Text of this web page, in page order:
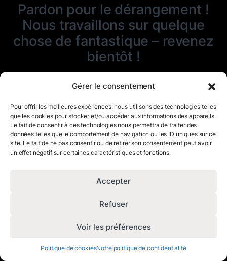
Gérer le consentement
Pour offrir les meilleures expériences, nous utilisons des technologies telles
que les cookies pour stocker et/ou accéder aux informations des appareils.
Le fait de consentir à ces technologies nous permettra de traiter des
données telles que le comportement de navigation ou les ID uniques sur ce
site. Le fait de ne pas consentir ou de retirer son consentement peut avoir
un effet négatif sur certaines caractéristiques et fonctions.
Accepter
Refuser
Voir les préférences
Politique de cookiesNotre politique de confidentialité
Pardon pour le dérangement !
Nous travaillons sur quelque
chose de fantastique – revenez
bientôt !